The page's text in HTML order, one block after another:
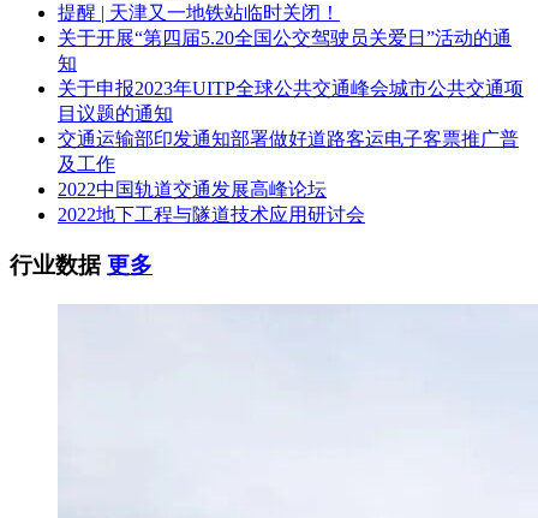
项目联系方式（询问）：无
十、附件
提醒 | 天津又一地铁站临时关闭！
关于开展“第四届5.20全国公交驾驶员关爱日”活动的通
知
关于申报2023年UITP全球公共交通峰会城市公共交通项
目议题的通知
交通运输部印发通知部署做好道路客运电子客票推广普
及工作
2022中国轨道交通发展高峰论坛
2022地下工程与隧道技术应用研讨会
行业数据更多